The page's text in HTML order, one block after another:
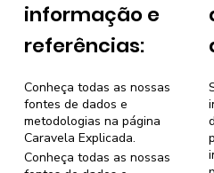
informação e
referências:
Conheça todas as nossas
fontes de dados e
metodologias na página
Caravela Explicada.
Conheça todas as nossas